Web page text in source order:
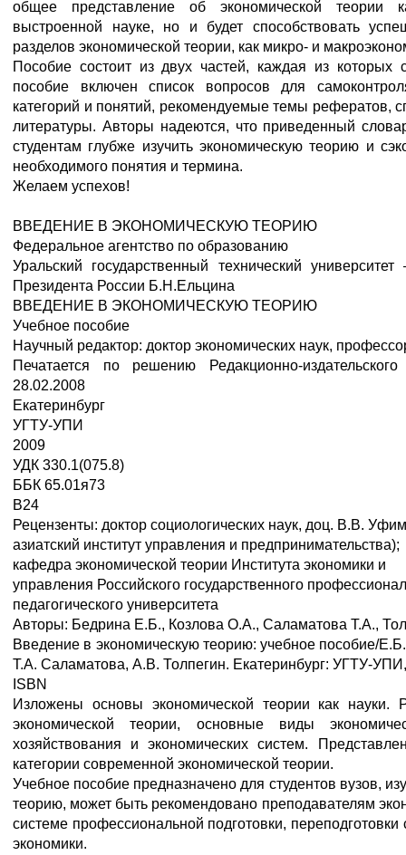
общее представление об экономической теории
выстроенной науке, но и будет способствовать
разделов экономической теории, как микро- и
Пособие состоит из двух частей, каждая из
пособие включен список вопросов для
категорий и понятий, рекомендуемые темы рефератов,
литературы. Авторы надеются, что приведенный
студентам глубже изучить экономическую теорию и
необходимого понятия и термина.
Желаем успехов!
ВВЕДЕНИЕ В ЭКОНОМИЧЕСКУЮ ТЕОРИЮ
Федеральное агентство по образованию
Уральский государственный технический
Президента России Б.Н.Ельцина
ВВЕДЕНИЕ В ЭКОНОМИЧЕСКУЮ ТЕОРИЮ
Учебное пособие
Научный редактор: доктор экономических наук,
Печатается по решению Редакционно-
28.02.2008
Екатеринбург
УГТУ-УПИ
2009
УДК 330.1(075.8)
ББК 65.01я73
В24
Рецензенты: доктор социологических наук, доц. В.В.
азиатский институт управления и предпринимательства);
кафедра экономической теории Института экономики и
управления Российского государственного
педагогического университета
Авторы: Бедрина Е.Б., Козлова О.А., Саламатова Т.А.,
Введение в экономическую теорию: учебное пособие/
Т.А. Саламатова, А.В. Толпегин. Екатеринбург: УГТУ-
ISBN
Изложены основы экономической теории как науки.
экономической теории, основные виды
хозяйствования и экономических систем.
категории современной экономической теории.
Учебное пособие предназначено для студентов вузов,
теорию, может быть рекомендовано преподавателям
системе профессиональной подготовки, переподготовки
экономики.